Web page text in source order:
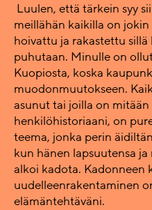
Luulen, että tärkein syy
meillähän kaikilla on
hoivattu ja rakastettu sillä
puhutaan. Minulle on
Kuopiosta, koska
muodonmuutokseen.
asunut tai joilla on
henkilöhistoriaani, on
teema, jonka perin
kun hänen lapsuutensa
alkoi kadota. Kadonneen
uudelleenrakentaminen
elämäntehtäväni.